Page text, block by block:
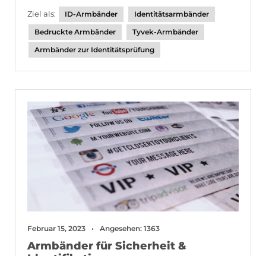
Ziel als: ID-Armbänder
Identitätsarmbänder
Bedruckte Armbänder
Tyvek-Armbänder
Armbänder zur Identitätsprüfung
Februar 15, 2023 Angesehen: 1363
Armbänder für Sicherheit &